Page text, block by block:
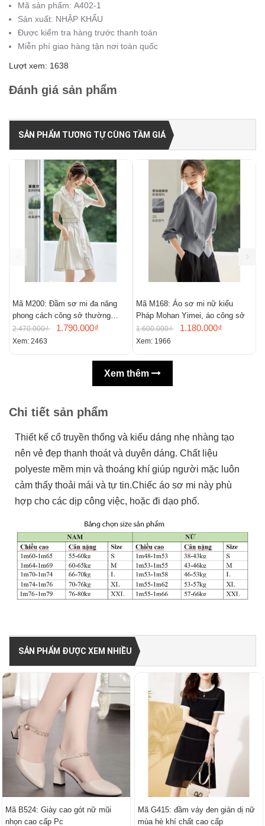
Mã sản phẩm: A402-1
Sản xuất: NHẬP KHẨU
Được kiểm tra hàng trước thanh toán
Miễn phí giao hàng tận nơi toàn quốc
Lượt xem: 1638
Đánh giá sản phẩm
SẢN PHẨM TƯƠNG TỰ CÙNG TẦM GIÁ
Mã M200: Đầm sơ mi đa năng
phong cách công sở thường
ngày
2.470.000₫ 1.790.000₫
Xem: 2463
Mã M168: Áo sơ mi nữ kiểu
Pháp Mohan Yimei, áo công sở
1.600.000₫ 1.180.000₫
Xem: 1966
Xem thêm
Chi tiết sản phẩm
Thiết kế cổ truyền thống và kiểu dáng nhẹ nhàng tạo
nên vẻ đẹp thanh thoát và duyên dáng. Chất liệu
polyeste mềm mịn và thoáng khí giúp người mặc luôn
cảm thấy thoải mái và tự tin.Chiếc áo sơ mi này phù
hợp cho các dịp công việc, hoặc đi dạo phố.
SẢN PHẨM ĐƯỢC XEM NHIỀU
Mã B524: Giày cao gót nữ mũi
nhọn cao cấp Pc
Mã G415: đầm váy đen giản dị nữ
mùa hè khí chất cao cấp